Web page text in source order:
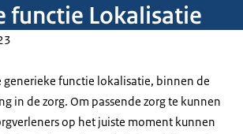
functie Lokalisatie
generieke functie lokalisatie, binnen de
in de zorg. Om passende zorg te kunnen
op het juiste moment kunnen